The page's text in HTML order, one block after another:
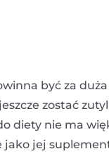
być za
zostać
diety nie ma
jako jej